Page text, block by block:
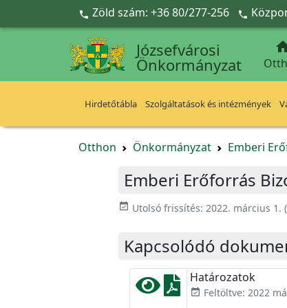
Ugrás a fő tartalomra
 Zöld szám: +36 80/277-256 
Józsefvárosi
Önkormányzat
Hirdetőtábla Szolgáltatások és intézmények
Otthon Önkormányzat Emberi
Emberi Erőforrás
event_available Utolsó frissítés: 2022. március 1.
Kapcsolódó
Határozatok
event_available Feltöltve: 2022